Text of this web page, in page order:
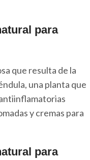
para
que resulta de la
una planta que
y cremas para
para